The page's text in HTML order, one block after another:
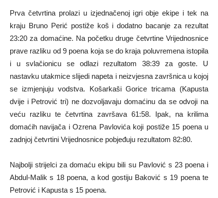
Prva četvrtina prolazi u izjednačenoj igri obje ekipe i tek na
kraju Bruno Perić postiže koš i dodatno bacanje za rezultat
23:20 za domaćine. Na početku druge četvrtine Vrijednosnice
prave razliku od 9 poena koja se do kraja poluvremena istopila
i u svlačionicu se odlazi rezultatom 38:39 za goste. U
nastavku utakmiceslijedi napeta i neizvjesna završnica u kojoj
se izmjenjuju vodstva. Košarkaši Gorice tricama (Kapusta
dvije i Petrović tri) ne dozvoljavaju domaćinu da se odvoji na
veću razliku te četvrtina završava 61:58. Ipak, na krilima
domaćih navijača i Ozrena Pavlovića koji postiže 15 poena u
zadnjoj četvrtini Vrijednosnice pobjeđuju rezultatom 82:80.
Najbolji strijelci za domaću ekipu bili su Pavlović s 23 poena i
Abdul-Malik s 18 poena, a kod gostiju Baković s 19 poena te
Petrović i Kapusta s 15 poena.